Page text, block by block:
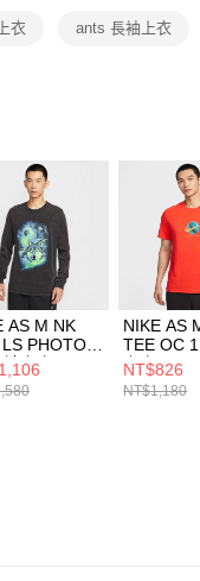
２．關於
結果請求
５．嚴禁
形，恩沛
動。
衣 ants 長袖上衣
AS M NK
PHOTO
上衣
NIKE AS
TEE OC
上衣
NT$826
NT$1,180